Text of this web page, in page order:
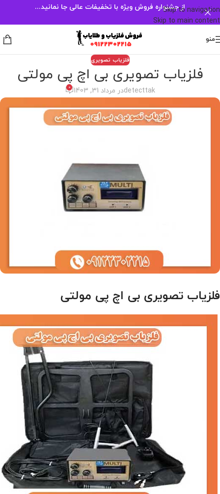
Skip to navigation
Skip to main content
از جشنواره فروش ویژه با تخفیفات عالی جا نمانید...
منو
فلزیاب تصویری
فلزیاب تصویری بی اچ پی مولتی
detecttakدر مرداد 31, 1403 0
فلزیاب تصویری بی اچ پی مولتی